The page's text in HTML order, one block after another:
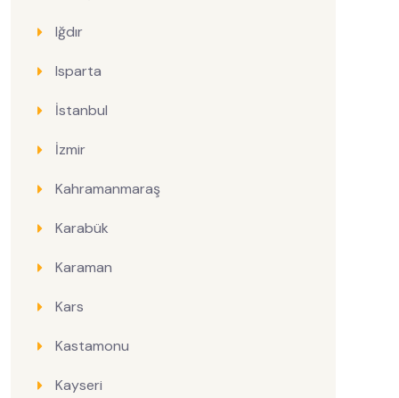
Iğdır
Isparta
İstanbul
İzmir
Kahramanmaraş
Karabük
Karaman
Kars
Kastamonu
Kayseri